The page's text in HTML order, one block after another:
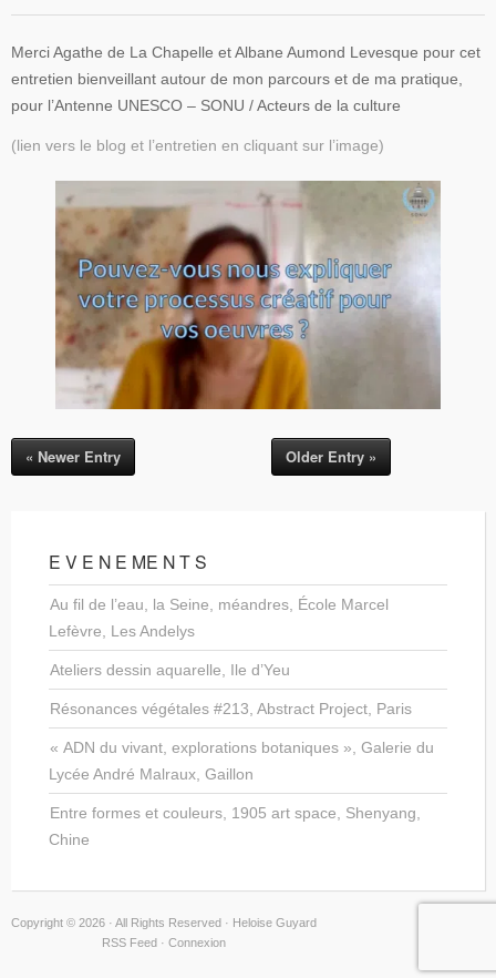
Merci Agathe de La Chapelle et Albane Aumond Levesque pour cet
entretien bienveillant autour de mon parcours et de ma pratique,
pour l’Antenne UNESCO – SONU / Acteurs de la culture
(lien vers le blog et l’entretien en cliquant sur l’image)
« Newer Entry Older Entry »
E V E N E ME N T S
Au fil de l’eau, la Seine, méandres, École Marcel
Lefèvre, Les Andelys
Ateliers dessin aquarelle, Ile d’Yeu
Résonances végétales #213, Abstract Project, Paris
« ADN du vivant, explorations botaniques », Galerie du
Lycée André Malraux, Gaillon
Entre formes et couleurs, 1905 art space, Shenyang,
Chine
Copyright © 2026 · All Rights Reserved · Heloise Guyard
RSS Feed · Connexion